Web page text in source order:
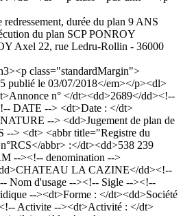
redressement, durée du plan 9 ANS
du plan SCP PONROY
Axel 22, rue Ledru-Rollin - 36000
class="standardMargin">
publié le 03/07/2018</em></p><dl>
n° </dt><dd>2689</dd><!--
DATE --> <dt>Date : </dt>
--> <dd>Jugement de plan de
--> <dt> <abbr title="Registre du
abbr> :</dt><dd>538 239
--><!-- denomination -->
LA CAZINE</dd><!--
Nom d'usage --><!-- Sigle --><!--
--><dt>Forme : </dt><dd>Société
Activite --><dt>Activité : </dt>